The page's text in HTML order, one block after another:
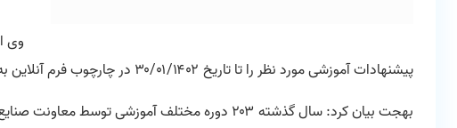
وی
پیشنهادات آموزشی مورد نظر را تا تاریخ ۳۰/۰۱/۱۴۰۲ در چارچوب فرم آنلاین به آدرس اینترنتی